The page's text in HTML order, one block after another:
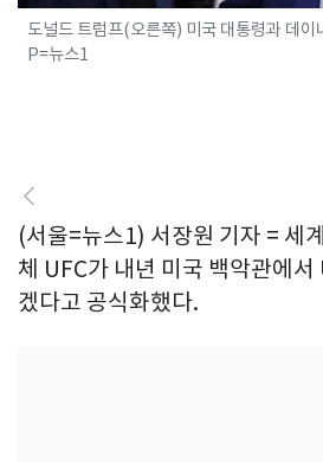
도널드 트럼프(오른쪽) 미국 대통령과 데
P=뉴스1
(서울=뉴스1) 서장원 기자 = 세
체 UFC가 내년 미국 백악관에
겠다고 공식화했다.